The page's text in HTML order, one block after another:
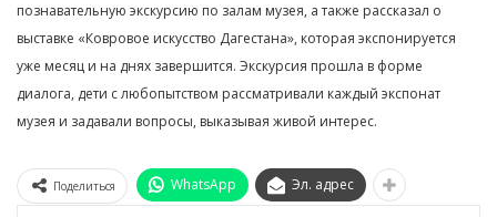
познавательную экскурсию по залам музея, а также рассказал о
выставке «Ковровое искусство Дагестана», которая экспонируется
уже месяц и на днях завершится. Экскурсия прошла в форме
диалога, дети с любопытством рассматривали каждый экспонат
музея и задавали вопросы, выказывая живой интерес.
Поделиться WhatsApp Эл. адрес